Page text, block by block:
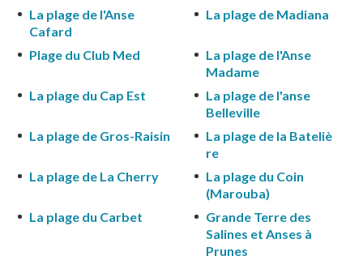
La plage de l'Anse
Cafard
La plage de Madiana
Plage du Club Med
La plage de l'Anse
Madame
La plage du Cap Est
La plage de l'anse
Belleville
La plage de Gros-Raisin
La plage de la Bateliè
re
La plage de La Cherry
La plage du Coin
(Marouba)
La plage du Carbet
Grande Terre des
Salines et Anses à
Prunes